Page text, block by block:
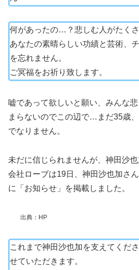
何があったの…？悲しむ人がたく
あなたの素晴らしい功績と芸術、
を忘れません。
ご冥福をお祈り致します。
嘘であって欲しいと願い、みんな
まらないのでこの辺で…まだ35歳
でなりません。
未だに信じられませんが、神田沙
会社ローブは19日、神田沙也加さ
に「お知らせ」を掲載しました。
出典：HP
これまで神田沙也加を支えてくだ
せていただきます。